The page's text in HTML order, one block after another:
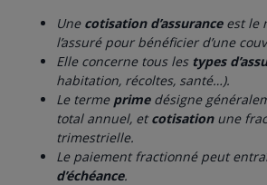
Une cotisation d’assuranceest le
l’assuré pour bénéficier d’une
Elle concerne tous les types
habitation, récoltes, santé…).
Le terme prime désigne
total annuel, etcotisation une
trimestrielle.
Le paiement fractionné peut
d’échéance.